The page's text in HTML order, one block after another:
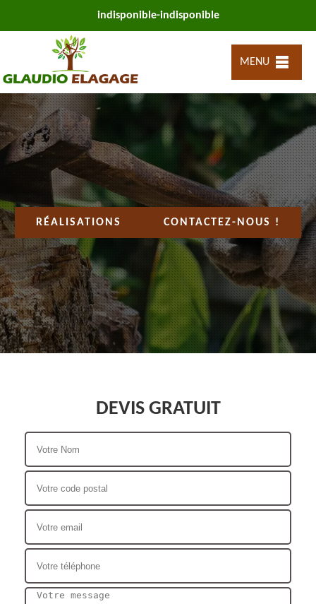
indisponible-indisponible
MENU
RÉALISATIONS CONTACTEZ-NOUS !
DEVIS GRATUIT